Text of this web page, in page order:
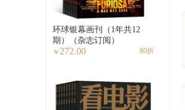
环球银幕画刊（1年共12
期）（杂志订阅）
￥ 272.00 80折